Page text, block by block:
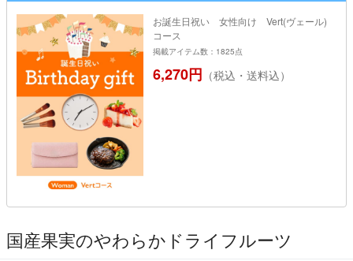
お誕生日祝い 女性向け Vert(ヴェール)
コース
掲載アイテム数：1825点
6,270円 （税込・送料込）
国産果実のやわらかドライフルーツ